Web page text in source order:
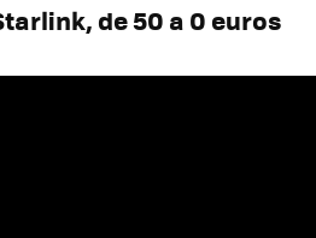
de 50 a 0 euros